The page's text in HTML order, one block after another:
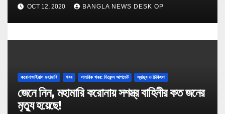
OCT 12, 2020 BANGLA NEWS DESK OP
করোনাভাইরাস মহামারি খবর সামরিক খবর: ডিফেন্স আপডেট স্বাস্থ্য ও চিকিৎসা
জেনে নিন, মহামারি করোনায় সশস্ত্র বাহিনীর কত জনের
মৃত্যু হয়েছে!